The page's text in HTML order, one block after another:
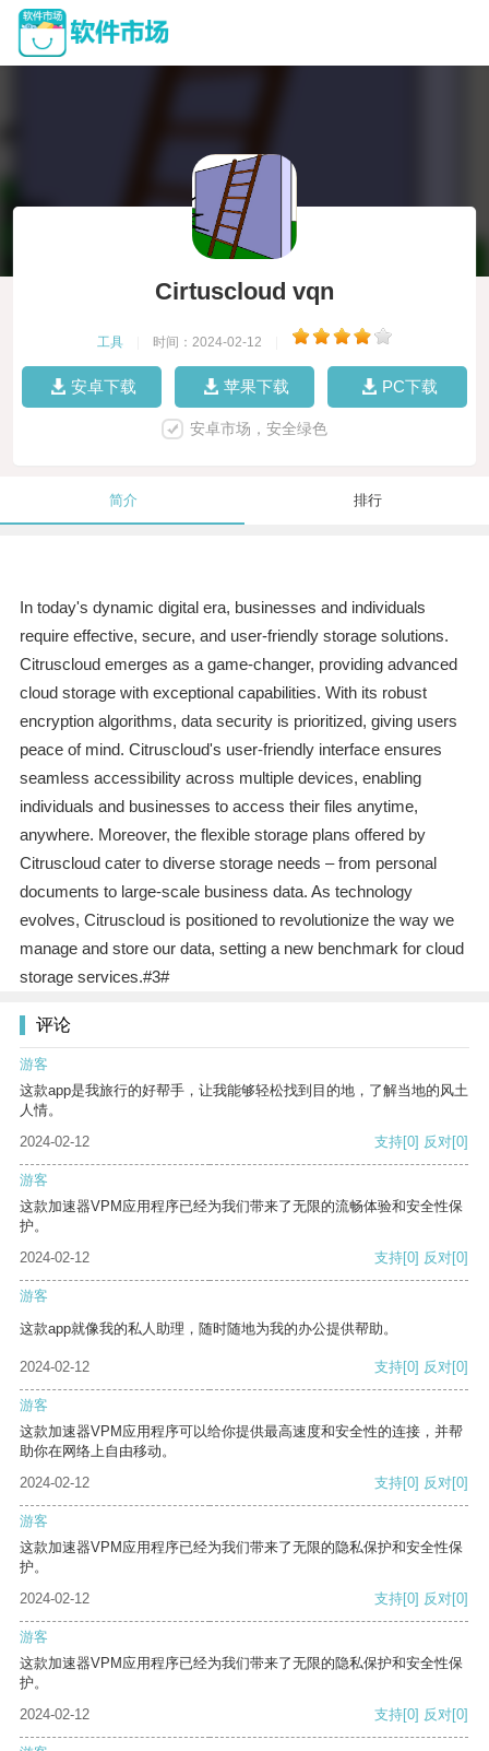
Cirtuscloud vqn
工具 时间：2024-02-12
安卓下载 苹果下载 PC下载
安卓市场，安全绿色
简介 排行
In today's dynamic digital era, businesses and individuals
require effective, secure, and user-friendly storage solutions.
Citruscloud emerges as a game-changer, providing advanced
cloud storage with exceptional capabilities. With its robust
encryption algorithms, data security is prioritized, giving users
peace of mind. Citruscloud's user-friendly interface ensures
seamless accessibility across multiple devices, enabling
individuals and businesses to access their files anytime,
anywhere. Moreover, the flexible storage plans offered by
Citruscloud cater to diverse storage needs – from personal
documents to large-scale business data. As technology
evolves, Citruscloud is positioned to revolutionize the way we
manage and store our data, setting a new benchmark for cloud
storage services.#3#
评论
游客
这款app是我旅行的好帮手，让我能够轻松找到目的地，了解当地的风土
人情。
2024-02-12
支持[0] 反对[0]
游客
这款加速器VPM应用程序已经为我们带来了无限的流畅体验和安全性保
护。
2024-02-12
支持[0] 反对[0]
游客
这款app就像我的私人助理，随时随地为我的办公提供帮助。
2024-02-12 支持[0] 反对[0]
游客
这款加速器VPM应用程序可以给你提供最高速度和安全性的连接，并帮
助你在网络上自由移动。
2024-02-12
支持[0] 反对[0]
游客
这款加速器VPM应用程序已经为我们带来了无限的隐私保护和安全性保
护。
2024-02-12
支持[0] 反对[0]
游客
这款加速器VPM应用程序已经为我们带来了无限的隐私保护和安全性保
护。
2024-02-12
支持[0] 反对[0]